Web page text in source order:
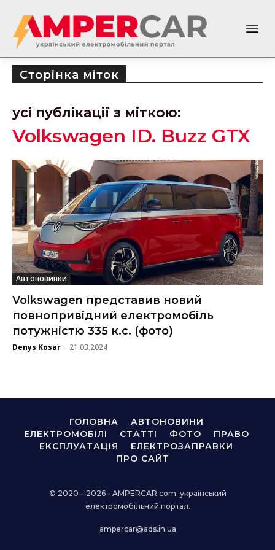
Сторінка міток
усі публікації з міткою:
Volkswagen ID. Buzz GTX
Автоновинки
Volkswagen представив новий
повнопривідний електромобіль
потужністю 335 к.с. (фото)
Denys Kosar - 21.03.2024
ГОЛОВНА
АВТОНОВИНИ
ЕЛЕКТРОМОБІЛІ
СТАТТІ ФОТО
ПРАВО
ЕКСПЛУАТАЦІЯ
ЕЛЕКТРОЗАПРАВКИ
ПРО САЙТ
© 2020—2026 - AMPERCAR.com. український
електромобільний портал.
ampercar@ads.in.ua